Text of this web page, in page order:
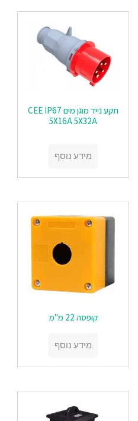
תקע נייד מוגן מים CEE IP67
5X16A 5X32A
מידע נוסף
קופסה 22 מ"מ
מידע נוסף